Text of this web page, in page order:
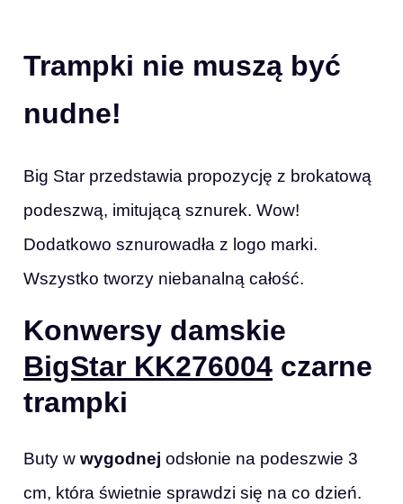
Trampki nie muszą być
nudne!
Big Star przedstawia propozycję z brokatową
podeszwą, imitującą sznurek. Wow!
Dodatkowo sznurowadła z logo marki.
Wszystko tworzy niebanalną całość.
Konwersy damskie
BigStar KK276004 czarne
trampki
Buty w wygodnej odsłonie na podeszwie 3
cm, która świetnie sprawdzi się na co dzień.